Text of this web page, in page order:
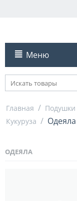
Меню
Главная / Подушки
Кукуруза / Одеяла
ОДЕЯЛА